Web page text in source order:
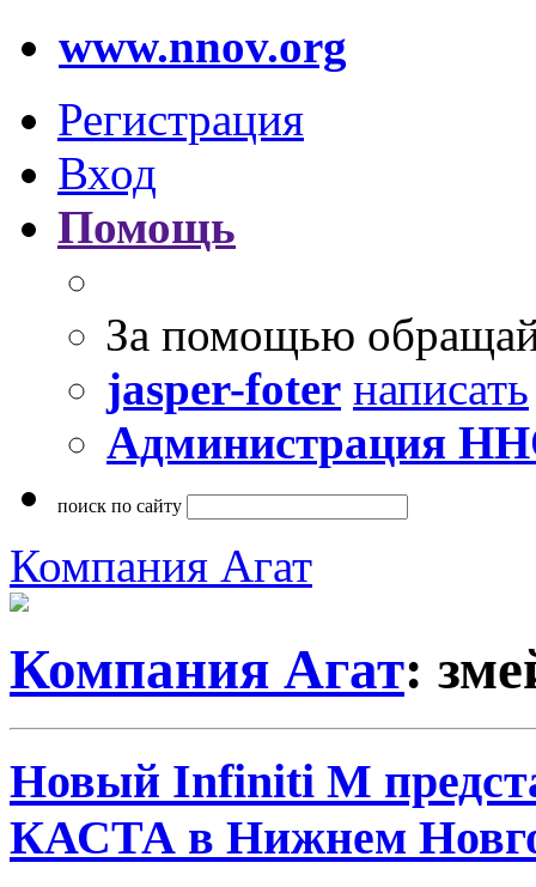
www.nnov.org
Регистрация
Вход
Помощь
За помощью
jasper-foter написать
Администрация
поиск по сайту
Компания Агат
Компания Агат:
Новый Infiniti M
КАСТА в Нижнем